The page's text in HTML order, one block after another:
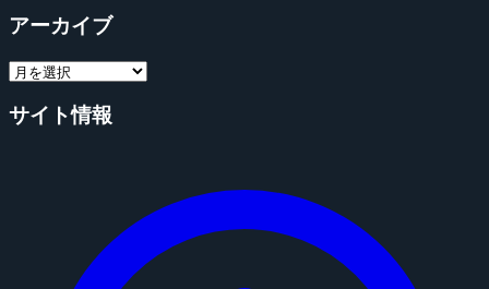
アーカイブ
サイト情報